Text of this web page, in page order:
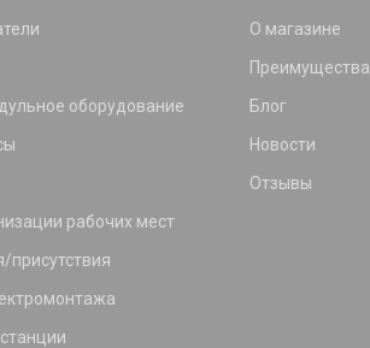
оборудование
рабочих мест
О магазине
Преимущества
Блог
Новости
Отзывы